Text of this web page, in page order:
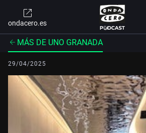
ondacero.es
MÁS DE UNO GRANADA
29/04/2025